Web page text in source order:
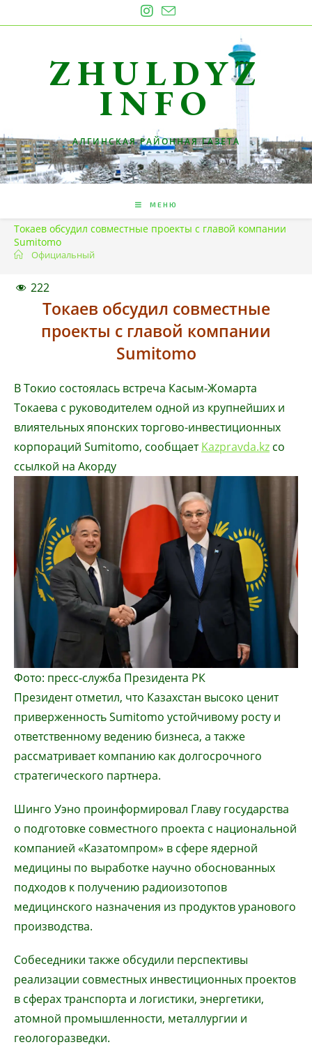
к
ZHULDYZ
INFO
АЛГИНСКАЯ РАЙОННАЯ ГАЗЕТА
МЕНЮ
Токаев обсудил совместные проекты с главой компании
Sumitomo
Официальный
222
Токаев обсудил совместные
проекты с главой компании
Sumitomo
В Токио состоялась встреча Касым-Жомарта
Токаева с руководителем одной из крупнейших и
влиятельных японских торгово-инвестиционных
корпораций Sumitomo, сообщаетKazpravda.kz со
ссылкой на Акорду
Фото: пресс-служба Президента РК
Президент отметил, что Казахстан высоко ценит
приверженность Sumitomo устойчивому росту и
ответственному ведению бизнеса, а также
рассматривает компанию как долгосрочного
стратегического партнера.
Шинго Уэно проинформировал Главу государства
о подготовке совместного проекта с национальной
компанией «Казатомпром» в сфере ядерной
медицины по выработке научно обоснованных
подходов к получению радиоизотопов
медицинского назначения из продуктов уранового
производства.
Собеседники также обсудили перспективы
реализации совместных инвестиционных проектов
в сферах транспорта и логистики, энергетики,
атомной промышленности, металлургии и
геологоразведки.